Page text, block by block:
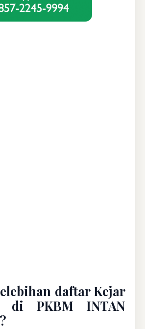
daftar Kejar
di PKBM INTAN